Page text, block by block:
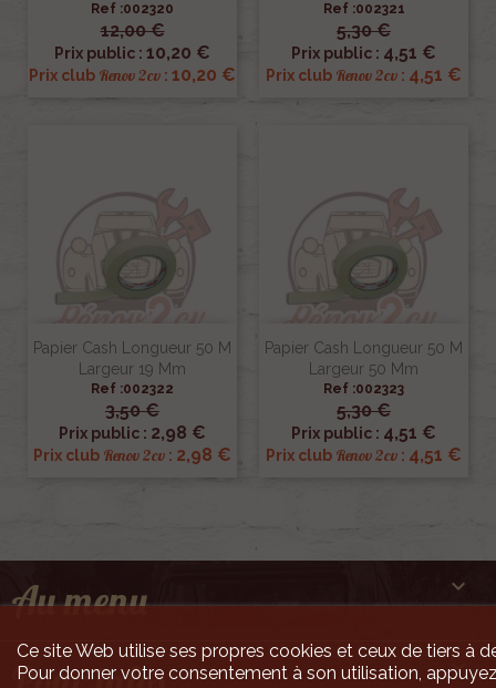
Ref :002320
12,00 €
Prix public : 10,20 €
Prix club Renov 2cv : 10,20 €
Ref :002321
5,30 €
Prix public : 4,51 €
Prix club Renov 2cv : 4,51 €
Papier Cash Longueur 50 M
Largeur 19 Mm
Ref :002322
3,50 €
Prix public : 2,98 €
Prix club Renov 2cv : 2,98 €
Papier Cash Longueur 50 M
Largeur 50 Mm
Ref :002323
5,30 €
Prix public : 4,51 €
Prix club Renov 2cv : 4,51 €
Au menu 

Ce site Web utilise ses propres cookies et ceux de tiers à
Pour donner votre consentement à son utilisation,